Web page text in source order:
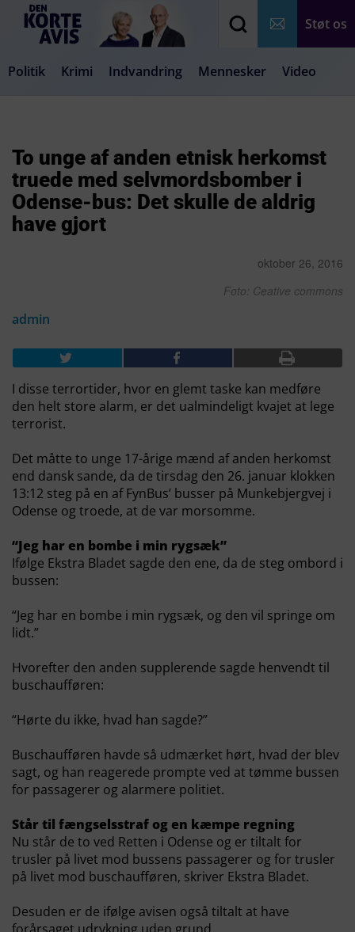
Støt os
Politik Krimi Indvandring Mennesker Video
To unge af anden etnisk herkomst
truede med selvmordsbomber i
Odense-bus: Det skulle de aldrig
have gjort
oktober 26, 2016
Foto: Ceative commons
admin
I disse terrortider, hvor en glemt taske kan medføre
den helt store alarm, er det ualmindeligt kvajet at lege
terrorist.
Det måtte to unge 17-årige mænd af anden herkomst
end dansk sande, da de tirsdag den 26. januar klokken
13:12 steg på en af FynBus’ busser på Munkebjergvej i
Odense og troede, at de var morsomme.
“Jeg har en bombe i min rygsæk”
Ifølge Ekstra Bladet sagde den ene, da de steg ombord i
bussen:
“Jeg har en bombe i min rygsæk, og den vil springe om
lidt.”
Hvorefter den anden supplerende sagde henvendt til
buschaufføren:
“Hørte du ikke, hvad han sagde?”
Buschaufføren havde så udmærket hørt, hvad der blev
sagt, og han reagerede prompte ved at tømme bussen
for passagerer og alarmere politiet.
Står til fængselsstraf og en kæmpe regning
Nu står de to ved Retten i Odense og er tiltalt for
trusler på livet mod bussens passagerer og for trusler
på livet mod buschaufføren, skriver Ekstra Bladet.
Desuden er de ifølge avisen også tiltalt at have